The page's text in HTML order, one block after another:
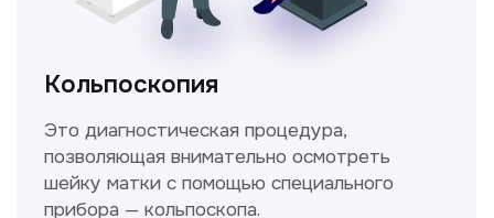
У нас работают
настоящие профессионалы
Стаж >10лет